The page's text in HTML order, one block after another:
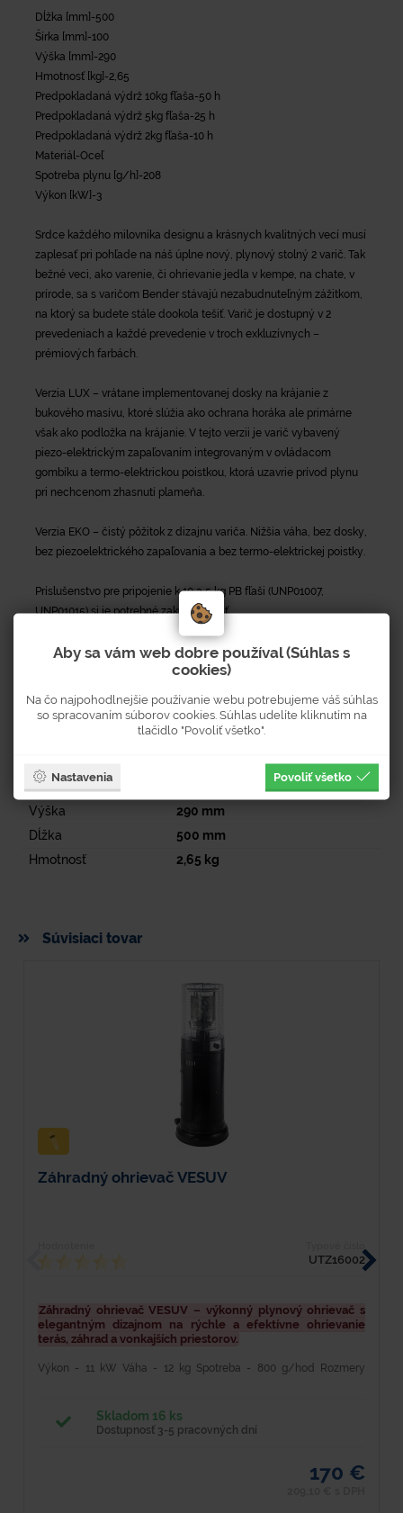
Dĺžka [mm]-500
Šírka [mm]-100
Výška [mm]-290
Hmotnosť [kg]-2,65
Predpokladaná výdrž 10kg fľaša-50 h
Predpokladaná výdrž 5kg fľaša-25 h
Predpokladaná výdrž 2kg fľaša-10 h
Materiál-Oceľ
Spotreba plynu [g/h]-208
Výkon [kW]-3
Srdce každého milovníka designu a krásnych kvalitných vecí musí
zaplesať pri pohľade na náš úplne nový, plynový stolný 2 varič. Tak
bežné veci, ako varenie, či ohrievanie jedla v kempe, na chate, v
prírode, sa s varičom Bender stávajú nezabudnuteľným zážitkom,
na ktorý sa budete stále dookola tešiť. Varič je dostupný v 2
prevedeniach a každé prevedenie v troch exkluzívnych –
prémiových farbách.
Verzia LUX – vrátane implementovanej dosky na krájanie z
bukového masívu, ktoré slúžia ako ochrana horáka ale primárne
však ako podložka na krájanie. V tejto verzii je varič vybavený
piezo-elektrickým zapaľovaním integrovaným v ovládacom
gombíku a termo-elektrickou poistkou, ktorá uzavrie prívod plynu
pri nechcenom zhasnutí plameňa.
Verzia EKO – čistý pôžitok z dizajnu variča. Nižšia váha, bez dosky,
bez piezoelektrického zapaľovania a bez termo-elektrickej poistky.
Príslušenstvo pre pripojenie k 10 a 5 kg PB fľaši (UNP01007,
UNP01015) si je potrebné zakúpiť zvlášť.
Parametre
8590584231379
Šírka
Výška
290 mm
Dĺžka
500 mm
Hmotnosť
2,65 kg
Súvisiaci tovar
Záhradný ohrievač VESUV
UTZ16002
Záhradný ohrievač VESUV – výkonný plynový ohrievač s
elegantným dizajnom na rýchle a efektívne ohrievanie
terás, záhrad a vonkajších priestorov.
Výkon - 11 kW Váha - 12 kg Spotreba - 800 g/hod Rozmery
Skladom 16 ks
Dostupnosť 3-5 pracovných dní
170 €
Aby sa vám web dobre používal (Súhlas s
cookies)
Na čo najpohodlnejšie používanie webu potrebujeme váš súhlas
so spracovaním súborov cookies. Súhlas udelíte kliknutím na
tlačidlo "Povoliť všetko".
Nastavenia Povoliť všetko